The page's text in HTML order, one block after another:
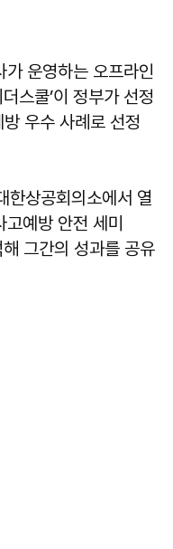
운영하는 오프라인
스쿨’이 정부가 선정
우수 사례로 선정
한상공회의소에서 열
예방 안전 세미
그간의 성과를 공유